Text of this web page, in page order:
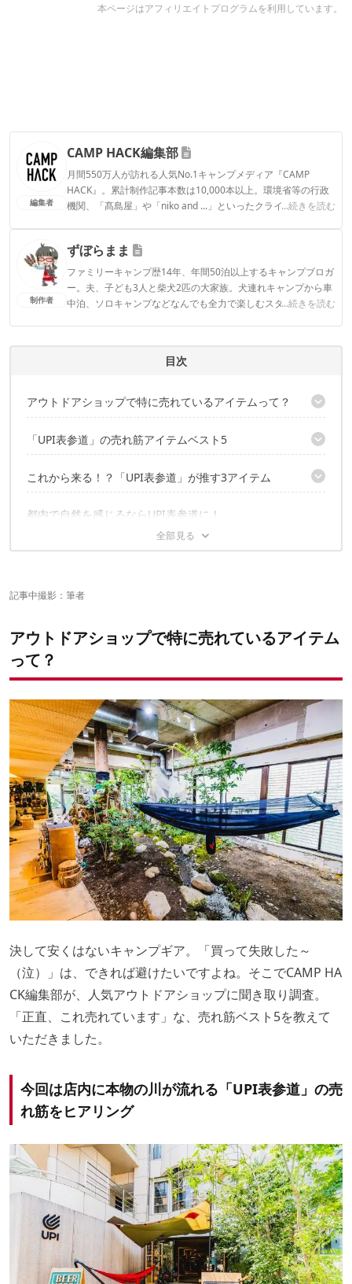
本ページはアフィリエイトプログラムを利用しています。
編集者
CAMP HACK編集部
月間550万人が訪れる人気No.1キャンプメディア『CAMP
HACK』。累計制作記事本数は10,000本以上。環境省等の行政
機関、「髙島屋」や「niko and ...」といったクライアントとの
...続きを読む
CAMP HACK編集部のプロフィール
制作者
ずぼらまま
ファミリーキャンプ歴14年、年間50泊以上するキャンプブロガ
ー。夫、子ども3人と柴犬2匹の大家族。犬連れキャンプから車
中泊、ソロキャンプなどなんでも全力で楽しむスタイル。アウ
...続きを読む
ずぼらままのプロフィール
目次
アウトドアショップで特に売れているアイテムって？
今回は店内に本物の川が流れる「UPI表参道」の売れ筋をヒアリン
グ
お話を伺ったのはスタッフの館野さん
「UPI表参道」の売れ筋アイテムベスト5
第5位：キャメロンズ「ミニスモーカー」
第4位：モーラナイフ「ウッドカービング 120カーボン」
第3位：Sawyer「ソーヤーミニ」
第1位：タキビズム「フライパンディッシュ」
これから来る！？「UPI表参道」が推す3アイテム
その1：モーラナイフ「フィッシング コンフォート フィレット
その2：モーラナイフ「カンスボル スタンダード」
都内で自然を感じるならUPI表参道に！
記事中撮影：筆者
アウトドアショップで特に売れているアイテム
って？
決して安くはないキャンプギア。「買って失敗した～
（泣）」は、できれば避けたいですよね。そこでCAMP HA
CK編集部が、人気アウトドアショップに聞き取り調査。
「正直、これ売れています」な、売れ筋ベスト5を教えて
いただきました。
今回は店内に本物の川が流れる「UPI表参道」の売
れ筋をヒアリング